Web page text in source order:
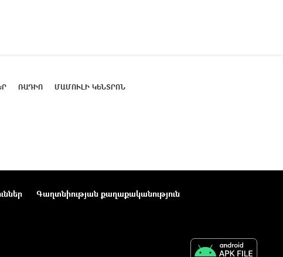
ՌԱԴԻՈ ՄԱՄՈՒԼԻ ԿԵՆՏՐՈՆ
Գաղտնիության քաղաքականություն